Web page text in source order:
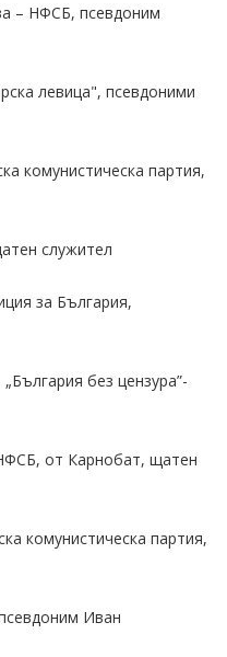
– НФСБ, псевдоним
левица", псевдоними
комунистическа партия,
служител
за България,
без цензура”-
от Карнобат, щатен
комунистическа партия,
Иван